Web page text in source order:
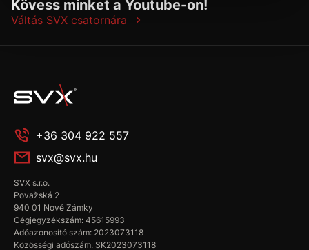
Kövess minket a Youtube-on!
Váltás SVX csatornára
+36 304 922 557
svx@svx.hu
SVX s.r.o.
Považská 2
940 01 Nové Zámky
Cégjegyzékszám: 45615993
Adóazonosító szám: 2023073118
Közösségi adószám: SK2023073118